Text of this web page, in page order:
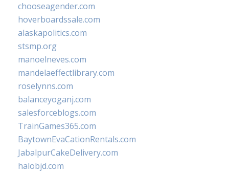
chooseagender.com
hoverboardssale.com
alaskapolitics.com
stsmp.org
manoelneves.com
mandelaeffectlibrary.com
roselynns.com
balanceyoganj.com
salesforceblogs.com
TrainGames365.com
BaytownEvaCationRentals.com
JabalpurCakeDelivery.com
halobjd.com